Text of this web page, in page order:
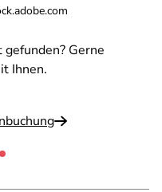
Gerne
Ihnen.